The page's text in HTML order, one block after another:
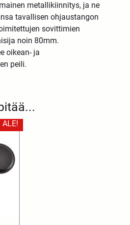
ALE!
metallikiinnitys, ja ne
tavallisen ohjaustangon
sovittimien
noin 80mm.
oikean- ja
peili.